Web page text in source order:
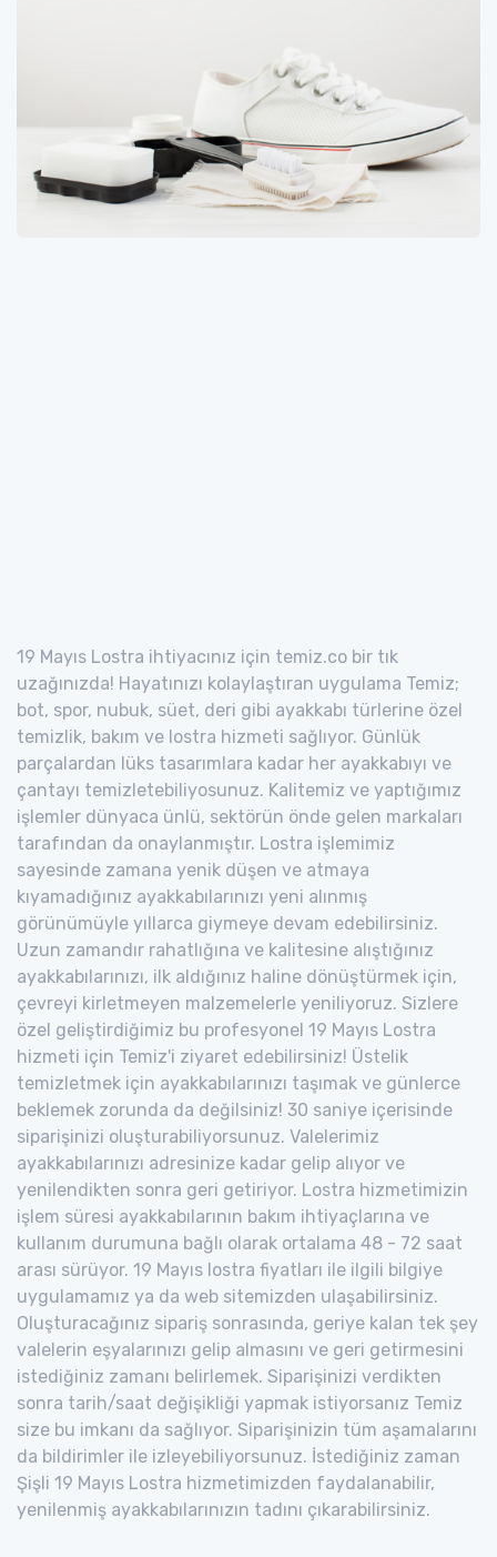
19 Mayıs Lostra ihtiyacınız için temiz.co bir tık
uzağınızda! Hayatınızı kolaylaştıran uygulama Temiz;
bot, spor, nubuk, süet, deri gibi ayakkabı türlerine özel
temizlik, bakım ve lostra hizmeti sağlıyor. Günlük
parçalardan lüks tasarımlara kadar her ayakkabıyı ve
çantayı temizletebiliyosunuz. Kalitemiz ve yaptığımız
işlemler dünyaca ünlü, sektörün önde gelen markaları
tarafından da onaylanmıştır. Lostra işlemimiz
sayesinde zamana yenik düşen ve atmaya
kıyamadığınız ayakkabılarınızı yeni alınmış
görünümüyle yıllarca giymeye devam edebilirsiniz.
Uzun zamandır rahatlığına ve kalitesine alıştığınız
ayakkabılarınızı, ilk aldığınız haline dönüştürmek için,
çevreyi kirletmeyen malzemelerle yeniliyoruz. Sizlere
özel geliştirdiğimiz bu profesyonel 19 Mayıs Lostra
hizmeti için Temiz'i ziyaret edebilirsiniz! Üstelik
temizletmek için ayakkabılarınızı taşımak ve günlerce
beklemek zorunda da değilsiniz! 30 saniye içerisinde
siparişinizi oluşturabiliyorsunuz. Valelerimiz
ayakkabılarınızı adresinize kadar gelip alıyor ve
yenilendikten sonra geri getiriyor. Lostra hizmetimizin
işlem süresi ayakkabılarının bakım ihtiyaçlarına ve
kullanım durumuna bağlı olarak ortalama 48 - 72 saat
arası sürüyor. 19 Mayıs lostra fiyatları ile ilgili bilgiye
uygulamamız ya da web sitemizden ulaşabilirsiniz.
Oluşturacağınız sipariş sonrasında, geriye kalan tek şey
valelerin eşyalarınızı gelip almasını ve geri getirmesini
istediğiniz zamanı belirlemek. Siparişinizi verdikten
sonra tarih/saat değişikliği yapmak istiyorsanız Temiz
size bu imkanı da sağlıyor. Siparişinizin tüm aşamalarını
da bildirimler ile izleyebiliyorsunuz. İstediğiniz zaman
Şişli 19 Mayıs Lostra hizmetimizden faydalanabilir,
yenilenmiş ayakkabılarınızın tadını çıkarabilirsiniz.